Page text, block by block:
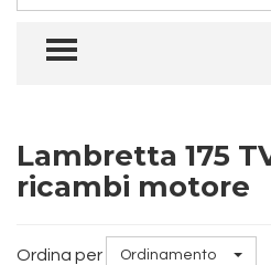
TOGGLE
Lambretta 175
ricambi motore
Ordina per Ordinamento